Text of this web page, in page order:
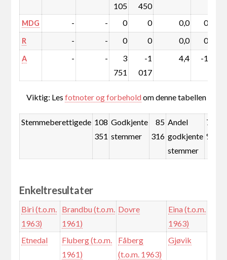
105
450
MDG - - 0 0 0,0 0,0
R - - 0 0 0,0 0,0
A - -
3
751
-1
017
4,4 -1,3
Viktig: Lesfotnoter og forbeholdom denne tabellen
Stemmeberettigede 108
351
Godkjente
stemmer
85
316
Andel
godkjente
stemmer
78,7
%
Enkeltresultater
Biri (t.o.m.
1963)
Brandbu (t.o.m.
1961)
Dovre
Eina (t.o.m.
1963)
Etnedal
Fluberg (t.o.m.
1961)
Fåberg
(t.o.m. 1963)
Gjøvik